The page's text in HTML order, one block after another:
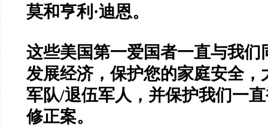
莫和亨利·迪恩。
这些美国第一爱国者一直与我们
发展经济，保护您的家庭安全，
军队/退伍军人，并保护我们一
修正案。